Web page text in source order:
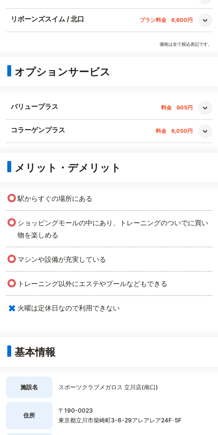
リボーンズスイム / 北口 プラン料金 6,600円
価格は全て税込表記です。
オプションサービス
バリュープラス 料金 605円
コラーゲンプラス 料金 6,050円
メリット・デメリット
○駅からすぐの場所にある
○ ショッピングモールの中にあり、トレーニングのついでに買い
物を楽しめる
○ マシンや設備が充実している
○ トレーニング以外にエステやプールなどもできる
× 火曜は定休日なので利用できない
基本情報
施設名 スポーツクラブメガロス 立川店(南口)
住所
〒190-0023
東京都立川市柴崎町3-6-29アレアレア24F･5F